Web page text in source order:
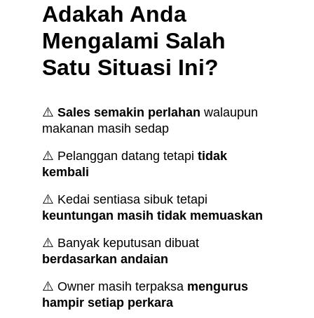
Adakah Anda
Mengalami Salah
Satu Situasi Ini?
⚠️ Sales semakin perlahan walaupun
makanan masih sedap
⚠️ Pelanggan datang tetapi tidak
kembali
⚠️ Kedai sentiasa sibuk tetapi
keuntungan masih tidak memuaskan
⚠️ Banyak keputusan dibuat
berdasarkan andaian
⚠️ Owner masih terpaksa mengurus
hampir setiap perkara